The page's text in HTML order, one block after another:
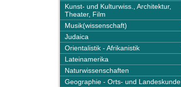
Kunst- und Kulturwiss., Architektur,
Theater, Film
Musik(wissenschaft)
Judaica
Orientalistik - Afrikanistik
Lateinamerika
Naturwissenschaften
Geographie - Orts- und Landeskunde